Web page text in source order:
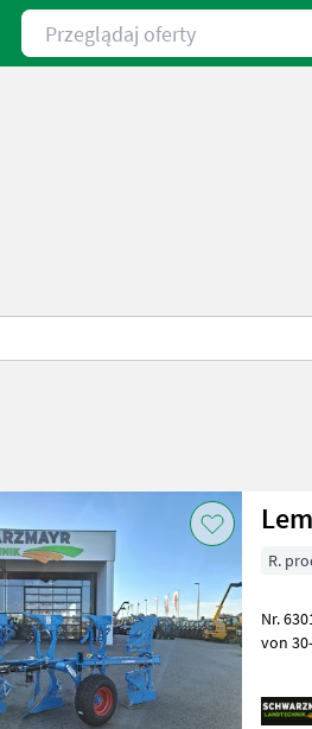
Przeglądaj oferty
R.
Nr. 63018 Volldrehpflug 4-scharig - mit hydr.
von